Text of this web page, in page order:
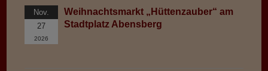
Nov.
27
2026
Weihnachtsmarkt „Hüttenzauber“ am
Stadtplatz Abensberg